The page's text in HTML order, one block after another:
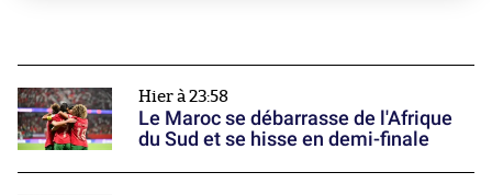
Hier à 23:58
Le Maroc se débarrasse de l'Afrique
du Sud et se hisse en demi-finale